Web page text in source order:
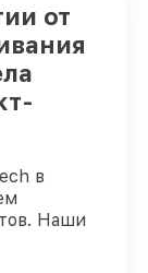
от
в
Наши